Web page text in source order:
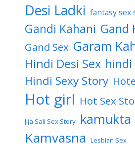
Desi Ladki fantasy sex
Gandi Kahani Gand
Gand Sex Garam
Hindi Desi Sex hindi
Hindi Sexy Story
Hot girl Hot Sex
Jija Sali Sex Story kamukta
Kamvasna Lesbian Sex